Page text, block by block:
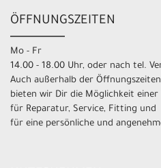
ÖFFNUNGSZEITEN
Mo - Fr
14.00 - 18.00 Uhr, oder nach tel.
Auch außerhalb der Öffnungszeiten
bieten wir Dir die Möglichkeit einer
für Reparatur, Service, Fitting und
für eine persönliche und